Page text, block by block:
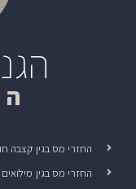
החזרי מס בגין קצבה
החזרי מס בגין מילואים